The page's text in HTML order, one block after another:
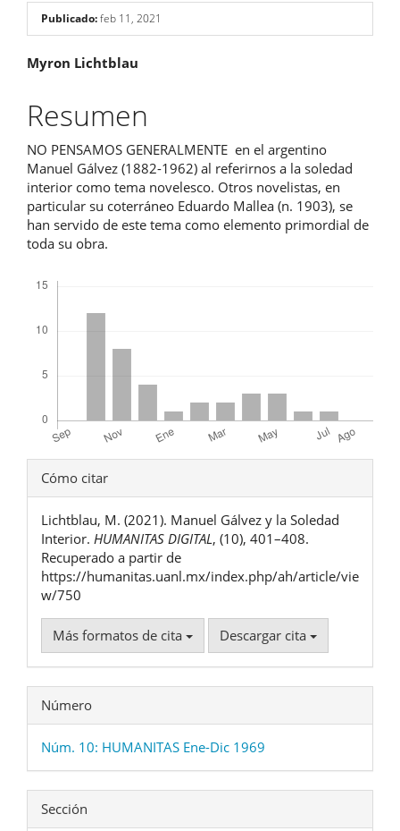
Publicado:feb 11, 2021
Contenido
principal
del
artículo
Myron Lichtblau
Resumen
NO PENSAMOS GENERALMENTE en el argentino
Manuel Gálvez (1882-1962) al referirnos a la soledad
interior como tema novelesco. Otros novelistas, en
particular su coterráneo Eduardo Mallea (n. 1903), se
han servido de este tema como elemento primordial de
toda su obra.
Detalles
del
artículo
Cómo citar
Lichtblau, M. (2021). Manuel Gálvez y la Soledad
Interior. HUMANITAS DIGITAL, (10), 401–408.
Recuperado a partir de
https://humanitas.uanl.mx/index.php/ah/article/vie
w/750
Más formatos de cita Descargar cita
Número
Núm. 10: HUMANITAS Ene-Dic 1969
Sección